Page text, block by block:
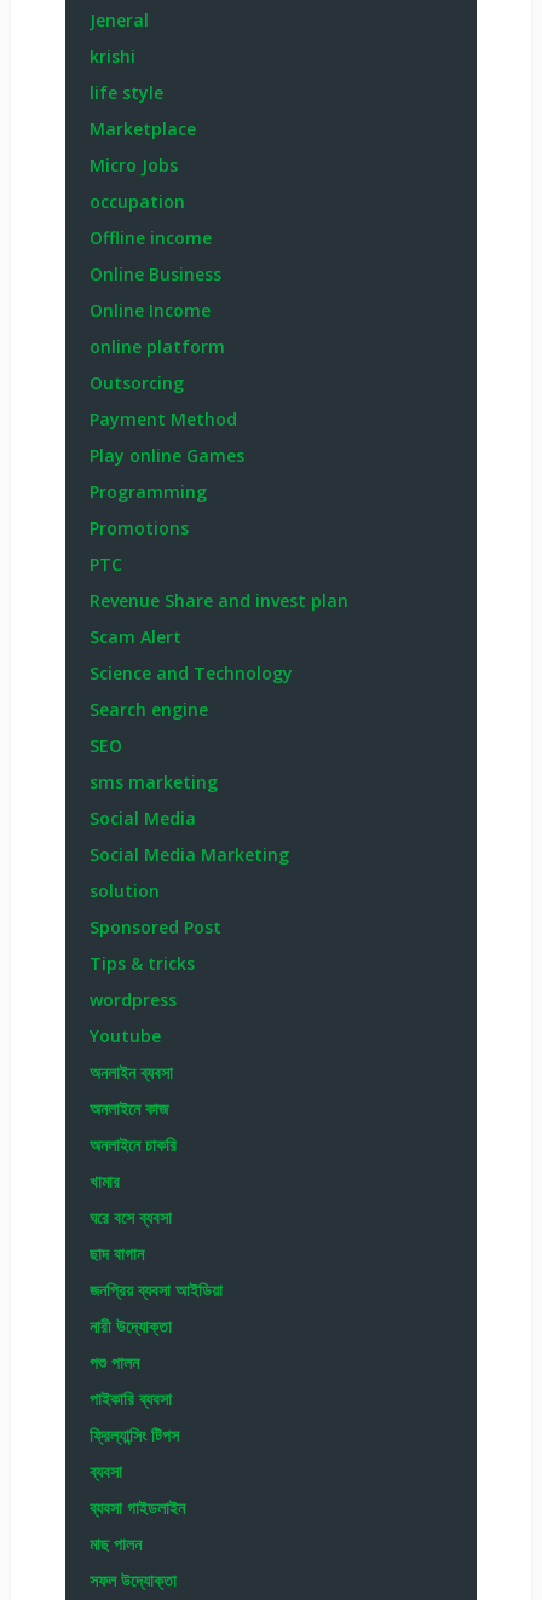
Jeneral
krishi
life style
Marketplace
Micro Jobs
occupation
Offline income
Online Business
Online Income
online platform
Outsorcing
Payment Method
Play online Games
Programming
Promotions
PTC
Revenue Share and invest plan
Scam Alert
Science and Technology
Search engine
SEO
sms marketing
Social Media
Social Media Marketing
solution
Sponsored Post
Tips & tricks
wordpress
Youtube
অনলাইন ব্যবসা
অনলাইনে কাজ
অনলাইনে চাকরি
খামার
ঘরে বসে ব্যবসা
ছাদ বাগান
জনপ্রিয় ব্যবসা আইডিয়া
নারী উদ্যোক্তা
পশু পালন
পাইকারি ব্যবসা
ফ্রিল্যান্সিং টিপস
ব্যবসা
ব্যবসা গাইডলাইন
মাছ পালন
সফল উদ্যোক্তা